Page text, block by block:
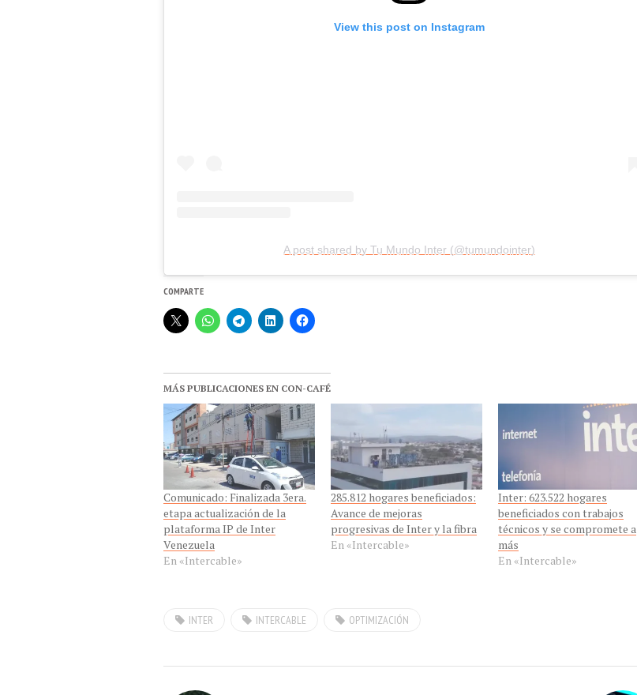
View this post on Instagram
A post shared by Tu Mundo Inter (@tumundointer)
COMPARTE
MÁS PUBLICACIONES EN CON-CAFÉ
Comunicado: Finalizada 3era.
etapa actualización de la
plataforma IP de Inter
Venezuela
En «Intercable»
285.812 hogares beneficiados:
Avance de mejoras
progresivas de Inter y la fibra
En «Intercable»
Inter: 623.522 hogares
beneficiados con trabajos
técnicos y se compromete a
más
En «Intercable»
INTER INTERCABLE OPTIMIZACIÓN